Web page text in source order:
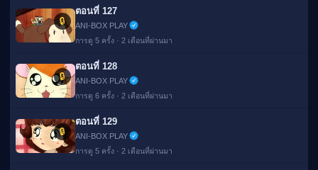
🔒
ตอนที่ 127
ANI-BOX PLAY
การดู 5 ครั้ง · 2 เดือนที่ผ่านมา
🔒
ตอนที่ 128
ANI-BOX PLAY
การดู 6 ครั้ง · 2 เดือนที่ผ่านมา
🔒
ตอนที่ 129
ANI-BOX PLAY
การดู 5 ครั้ง · 2 เดือนที่ผ่านมา